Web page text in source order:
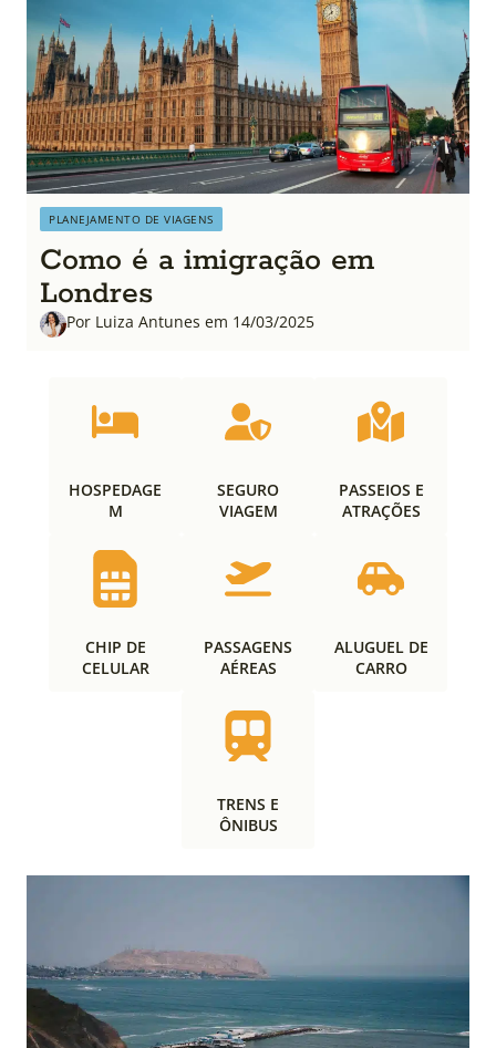
PLANEJAMENTO DE VIAGENS
Como é a imigração em
Londres
Por Luiza Antunes em 14/03/2025
HOSPEDAGE
M
SEGURO
VIAGEM
PASSEIOS E
ATRAÇÕES
CHIP DE
CELULAR
PASSAGENS
AÉREAS
ALUGUEL DE
CARRO
TRENS E
ÔNIBUS